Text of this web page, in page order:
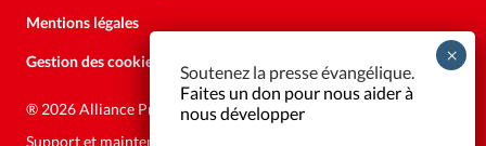
Mentions légales
Gestion des cookies
® 2026 Alliance Presse
Support et maintenance:
Soutenez la presse évangélique.
Faites un don pour nous aider à
nous développer